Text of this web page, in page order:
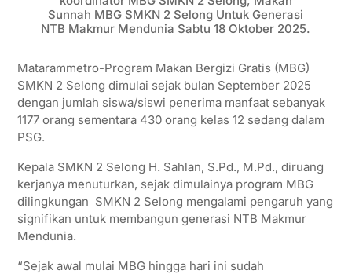
Sunnah MBG SMKN 2 Selong Untuk Generasi
NTB Makmur Mendunia Sabtu 18 Oktober 2025.
Matarammetro-Program Makan Bergizi Gratis (MBG)
SMKN 2 Selong dimulai sejak bulan September 2025
dengan jumlah siswa/siswi penerima manfaat sebanyak
1177 orang sementara 430 orang kelas 12 sedang dalam
PSG.
Kepala SMKN 2 Selong H. Sahlan, S.Pd., M.Pd., diruang
kerjanya menuturkan, sejak dimulainya program MBG
dilingkungan SMKN 2 Selong mengalami pengaruh yang
signifikan untuk membangun generasi NTB Makmur
Mendunia.
“Sejak awal mulai MBG hingga hari ini sudah